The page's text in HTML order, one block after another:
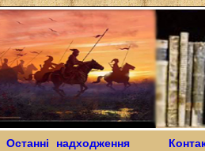
Останні надходження